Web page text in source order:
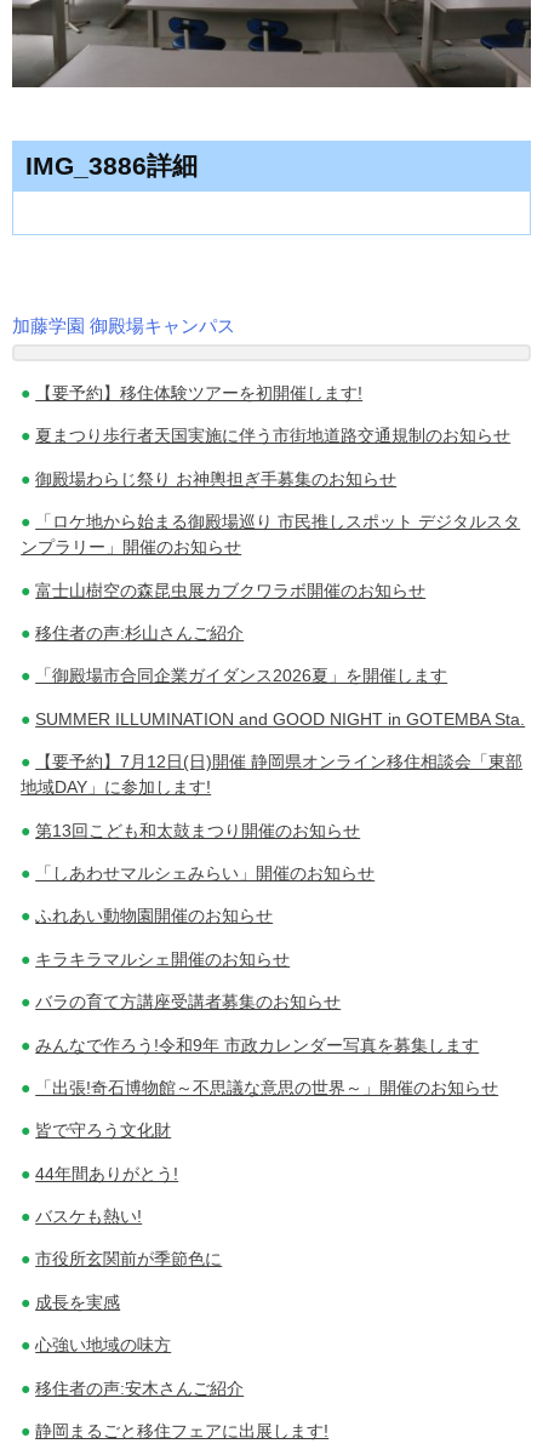
IMG_3886詳細
投
稿
ナ
ビ
ゲ
シ
ョ
ン
加藤学園 御殿場キャンパス
【要予約】移住体験ツアーを初開催します!
夏まつり歩行者天国実施に伴う市街地道路交通規制のお知らせ
御殿場わらじ祭り お神輿担ぎ手募集のお知らせ
「ロケ地から始まる御殿場巡り 市民推しスポット デジタルスタ
ンプラリー」開催のお知らせ
富士山樹空の森昆虫展カブクワラボ開催のお知らせ
移住者の声:杉山さんご紹介
「御殿場市合同企業ガイダンス2026夏」を開催します
SUMMER ILLUMINATION and GOOD NIGHT in GOTEMBA Sta.
【要予約】7月12日(日)開催 静岡県オンライン移住相談会「東部
地域DAY」に参加します!
第13回こども和太鼓まつり開催のお知らせ
「しあわせマルシェみらい」開催のお知らせ
ふれあい動物園開催のお知らせ
キラキラマルシェ開催のお知らせ
バラの育て方講座受講者募集のお知らせ
みんなで作ろう!令和9年 市政カレンダー写真を募集します
「出張!奇石博物館～不思議な意思の世界～」開催のお知らせ
皆で守ろう文化財
44年間ありがとう!
バスケも熱い!
市役所玄関前が季節色に
成長を実感
心強い地域の味方
移住者の声:安木さんご紹介
静岡まるごと移住フェアに出展します!